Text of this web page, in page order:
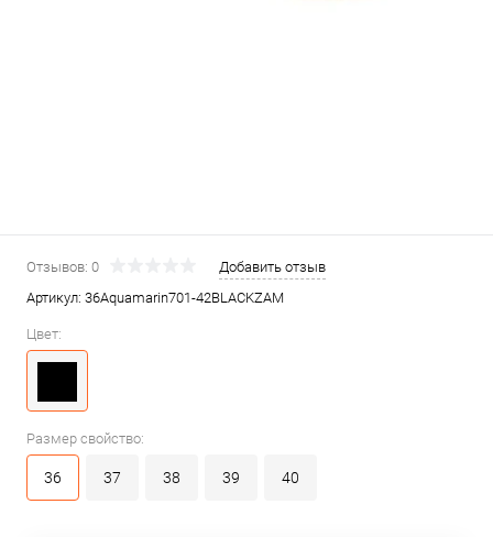
Отзывов: 0
Добавить отзыв
Артикул: 36Aquamarin701-42BLACKZAM
Цвет:
Размер свойство:
36 37 38 39 40